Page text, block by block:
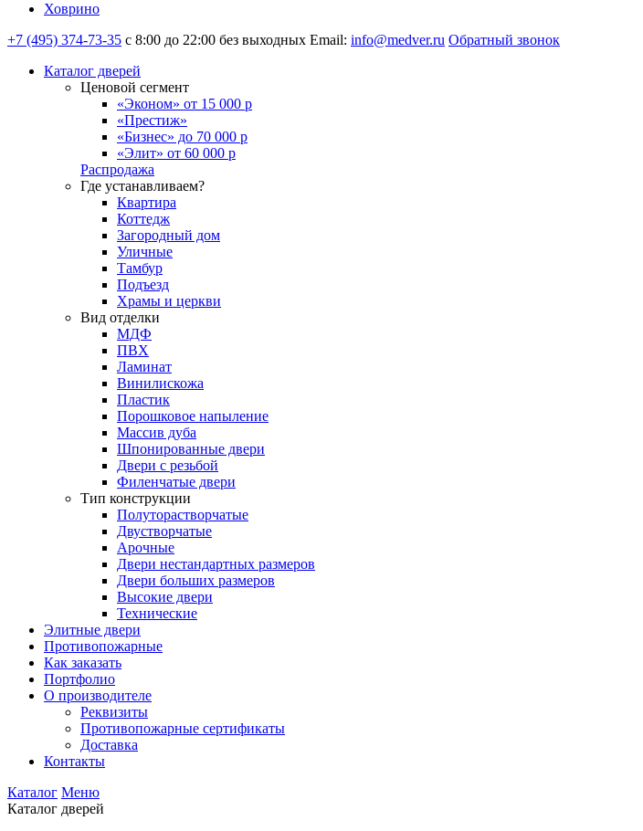
Ховрино
+7 (495) 374-73-35 с 8:00 до 22:00 без выходных Email: info@medver.ru Обратный звонок
Каталог дверей
Ценовой сегмент
«Эконом» от 15 000 р
«Престиж»
«Бизнес» до 70 000 р
«Элит» от 60 000 р
Распродажа
Где устанавливаем?
Квартира
Коттедж
Загородный дом
Уличные
Тамбур
Подъезд
Храмы и церкви
Вид отделки
МДФ
ПВХ
Ламинат
Винилискожа
Пластик
Порошковое напыление
Массив дуба
Шпонированные двери
Двери с резьбой
Филенчатые двери
Тип конструкции
Полуторастворчатые
Двустворчатые
Арочные
Двери нестандартных размеров
Двери больших размеров
Высокие двери
Технические
Элитные двери
Противопожарные
Как заказать
Портфолио
О производителе
Реквизиты
Противопожарные сертификаты
Доставка
Контакты
Каталог Меню
Каталог дверей